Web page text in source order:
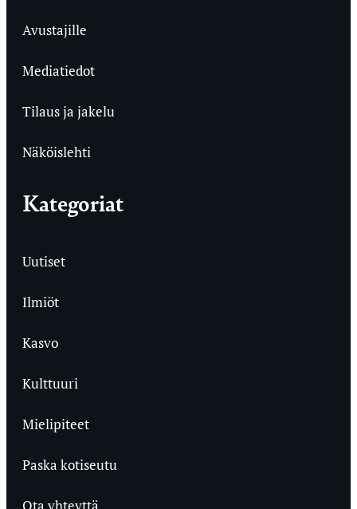
Avustajille
Mediatiedot
Tilaus ja jakelu
Näköislehti
Kategoriat
Uutiset
Ilmiöt
Kasvo
Kulttuuri
Mielipiteet
Paska kotiseutu